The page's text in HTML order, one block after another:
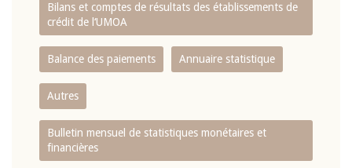
Bilans et comptes de résultats des établissements de
crédit de l‘UMOA
Balance des paiements Annuaire statistique
Autres
Bulletin mensuel de statistiques monétaires et
financières